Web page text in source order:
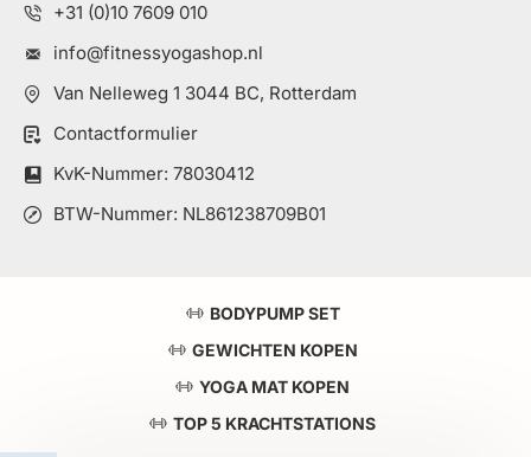
+31 (0)10 7609 010
info@fitnessyogashop.nl
Van Nelleweg 1 3044 BC, Rotterdam
Contactformulier
KvK-Nummer: 78030412
BTW-Nummer: NL861238709B01
BODYPUMP SET
GEWICHTEN KOPEN
YOGA MAT KOPEN
TOP 5 KRACHTSTATIONS